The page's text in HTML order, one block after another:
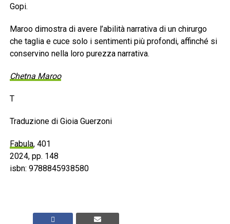
Gopi.
Maroo dimostra di avere l’abilità narrativa di un chirurgo
che taglia e cuce solo i sentimenti più profondi, affinché si
conservino nella loro purezza narrativa.
Chetna Maroo
T
Traduzione di Gioia Guerzoni
Fabula, 401
2024, pp. 148
isbn: 9788845938580